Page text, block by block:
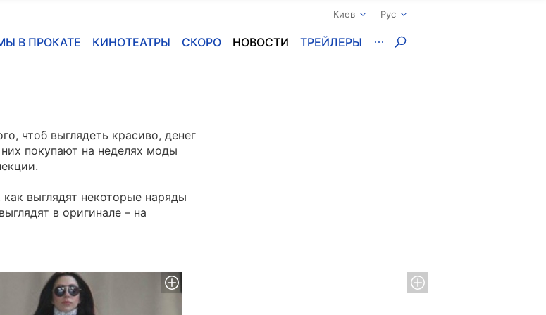
Киев Рус
В ПРОКАТЕ КИНОТЕАТРЫ СКОРО НОВОСТИ ТРЕЙЛЕРЫ
чтоб выглядеть красиво, денег
покупают на неделях моды
выглядят некоторые наряды
в оригинале – на